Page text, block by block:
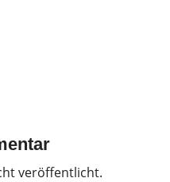
veröffentlicht.